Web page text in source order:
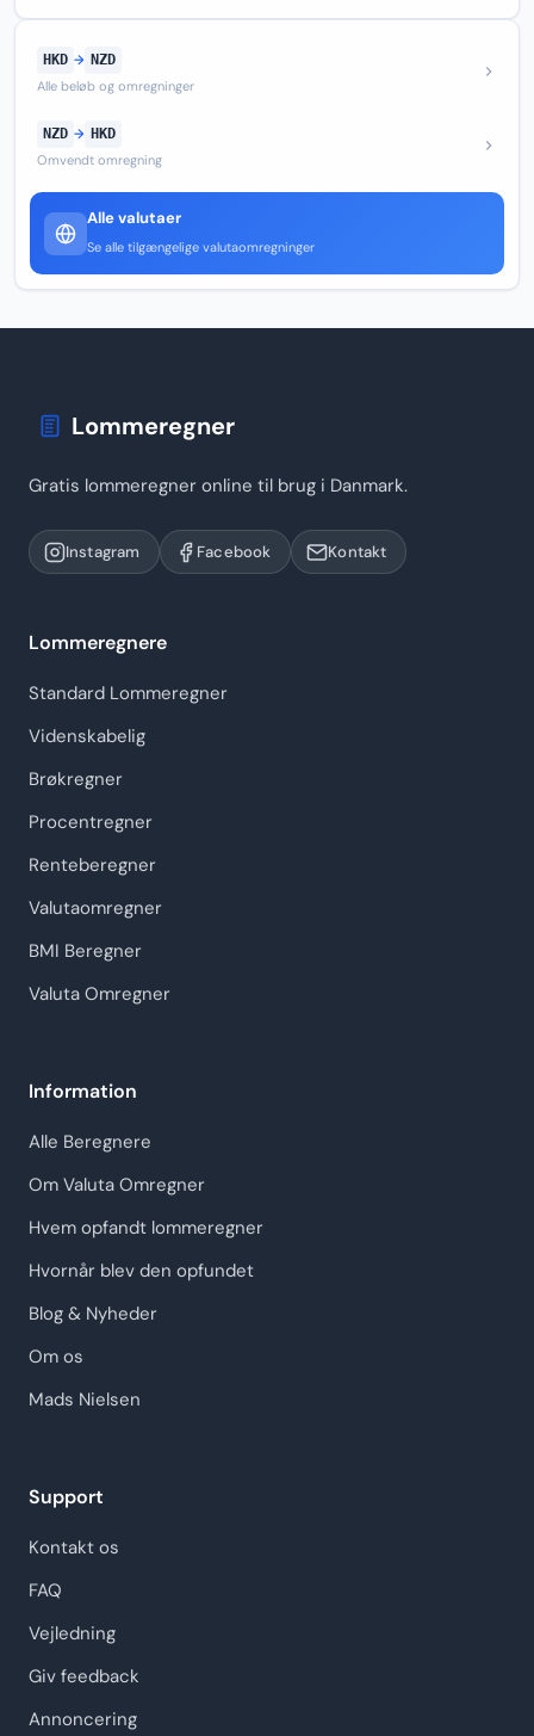
HKD → NZD
Alle beløb og omregninger
NZD → HKD
Omvendt omregning
Alle valutaer
Se alle tilgængelige valutaomregninger
Lommeregner
Gratis lommeregner online til brug i Danmark.
Instagram Facebook Kontakt
Lommeregnere
Standard Lommeregner
Videnskabelig
Brøkregner
Procentregner
Renteberegner
Valutaomregner
BMI Beregner
Valuta Omregner
Information
Alle Beregnere
Om Valuta Omregner
Hvem opfandt lommeregner
Hvornår blev den opfundet
Blog & Nyheder
Om os
Mads Nielsen
Support
Kontakt os
FAQ
Vejledning
Giv feedback
Annoncering